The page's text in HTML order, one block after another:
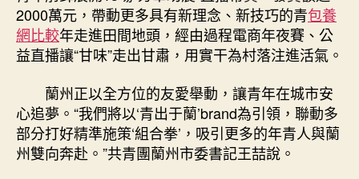
2000萬元，帶動更多具有新理念、新技巧的青包養
網比較年走進田間地頭，經由過程電商年夜賽、公
益直播讓“甘味”走出甘肅，用實干為村落注進活氣。
蘭州正以全方位的友愛舉動，讓青年在城市安
心追夢。“我們將以‘青出于蘭’brand為引領，聯動多
部分打好精準施策‘組合拳’，吸引更多的年青人與蘭
州雙向奔赴。”共青團蘭州市委書記王喆說。